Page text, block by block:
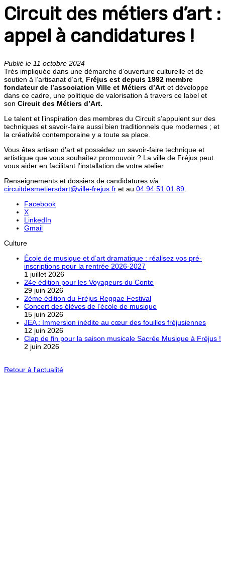
Circuit des métiers d’art :
appel à candidatures !
Publié le 11 octobre 2024
Très impliquée dans une démarche d’ouverture culturelle et de
soutien à l’artisanat d’art, Fréjus est depuis 1992 membre
fondateur de l’association Ville et Métiers d’Art et développe
dans ce cadre, une politique de valorisation à travers ce label et
son Circuit des Métiers d’Art.
Le talent et l’inspiration des membres du Circuit s’appuient sur des
techniques et savoir-faire aussi bien traditionnels que modernes ; et
la créativité contemporaine y a toute sa place.
Vous êtes artisan d’art et possédez un savoir-faire technique et
artistique que vous souhaitez promouvoir ? La ville de Fréjus peut
vous aider en facilitant l’installation de votre atelier.
Renseignements et dossiers de candidatures via
circuitdesmetiersdart@ville-frejus.fr et au 04 94 51 01 89
Facebook
X
LinkedIn
Gmail
Culture
École de musique et d’art dramatique : réalisez vos pré-
inscriptions pour la rentrée 2026-2027
1 juillet 2026
24e édition pour les Voyageurs du Conte
29 juin 2026
2ème édition du Fréjus Reggae Festival
Concert des élèves de l’école de musique
15 juin 2026
JEA : Immersion inédite au cœur des fouilles fréjusiennes
12 juin 2026
Clap de fin pour la saison musicale Sacrée Musique à Fréjus !
2 juin 2026
Retour à l'actualité